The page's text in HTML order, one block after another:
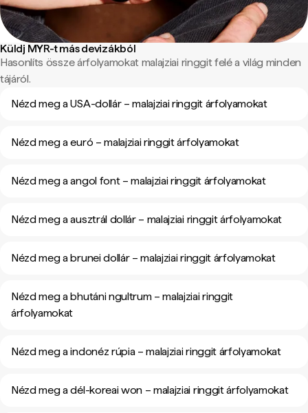
Küldj MYR-t más devizákból
Hasonlíts össze árfolyamokat malajziai ringgit felé a világ minden
tájáról.
Nézd meg a USA-dollár – malajziai ringgit árfolyamokat
Nézd meg a euró – malajziai ringgit árfolyamokat
Nézd meg a angol font – malajziai ringgit árfolyamokat
Nézd meg a ausztrál dollár – malajziai ringgit árfolyamokat
Nézd meg a brunei dollár – malajziai ringgit árfolyamokat
Nézd meg a bhutáni ngultrum – malajziai ringgit
árfolyamokat
Nézd meg a indonéz rúpia – malajziai ringgit árfolyamokat
Nézd meg a dél-koreai won – malajziai ringgit árfolyamokat